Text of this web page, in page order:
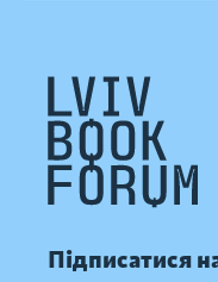
Підписатися